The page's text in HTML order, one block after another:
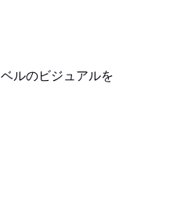
ルのビジュアルを